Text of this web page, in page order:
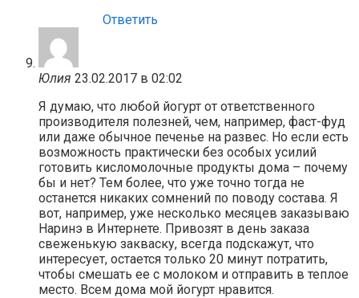
Ответить
Юлия 23.02.2017 в 02:02
Я думаю, что любой йогурт от ответственного
производителя полезней, чем, например, фаст-фуд
или даже обычное печенье на развес. Но если есть
возможность практически без особых усилий
готовить кисломолочные продукты дома – почему
бы и нет? Тем более, что уже точно тогда не
останется никаких сомнений по поводу состава. Я
вот, например, уже несколько месяцев заказываю
Наринэ в Интернете. Привозят в день заказа
свеженькую закваску, всегда подскажут, что
интересует, остается только 20 минут потратить,
чтобы смешать ее с молоком и отправить в теплое
место. Всем дома мой йогурт нравится.